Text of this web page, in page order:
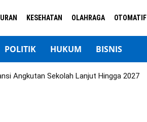
KESEHATAN OLAHRAGA OTOMATIF
POLITIK HUKUM BISNIS
Angkutan Sekolah Lanjut Hingga 2027